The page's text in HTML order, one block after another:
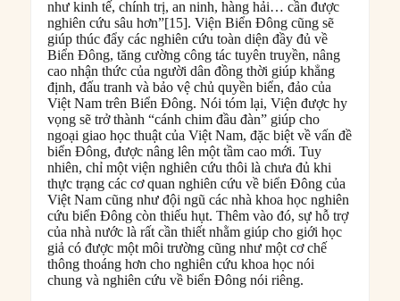
như kinh tế, chính trị, an ninh, hàng hải… cần được
nghiên cứu sâu hơn”[15]. Viện Biển Đông cũng sẽ
giúp thúc đẩy các nghiên cứu toàn diện đầy đủ về
Biển Đông, tăng cường công tác tuyên truyền, nâng
cao nhận thức của người dân đồng thời giúp khẳng
định, đấu tranh và bảo vệ chủ quyền biển, đảo của
Việt Nam trên Biển Đông. Nói tóm lại, Viện được hy
vọng sẽ trở thành “cánh chim đầu đàn” giúp cho
ngoại giao học thuật của Việt Nam, đặc biệt về vấn đề
biển Đông, được nâng lên một tầm cao mới. Tuy
nhiên, chỉ một viện nghiên cứu thôi là chưa đủ khi
thực trạng các cơ quan nghiên cứu về biển Đông của
Việt Nam cũng như đội ngũ các nhà khoa học nghiên
cứu biển Đông còn thiếu hụt. Thêm vào đó, sự hỗ trợ
của nhà nước là rất cần thiết nhằm giúp cho giới học
giả có được một môi trường cũng như một cơ chế
thông thoáng hơn cho nghiên cứu khoa học nói
chung và nghiên cứu về biển Đông nói riêng.